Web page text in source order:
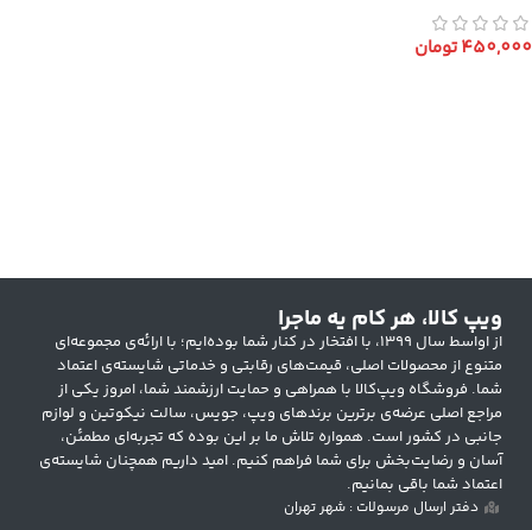
450,000تومان
ویپ کالا، هر کام یه ماجرا
از اواسط سال ۱۳۹۹، با افتخار در کنار شما بوده‌ایم؛ با ارائه‌ی مجموعه‌ای
متنوع از محصولات اصلی، قیمت‌های رقابتی و خدماتی شایسته‌ی اعتماد
شما. فروشگاه ویپ‌کالا با همراهی و حمایت ارزشمند شما، امروز یکی از
مراجع اصلی عرضه‌ی برترین برندهای ویپ، جویس، سالت نیکوتین و لوازم
جانبی در کشور است. همواره تلاش ما بر این بوده که تجربه‌ای مطمئن،
آسان و رضایت‌بخش برای شما فراهم کنیم. امید داریم همچنان شایسته‌ی
اعتماد شما باقی بمانیم.
دفتر ارسال مرسولات : شهر تهران